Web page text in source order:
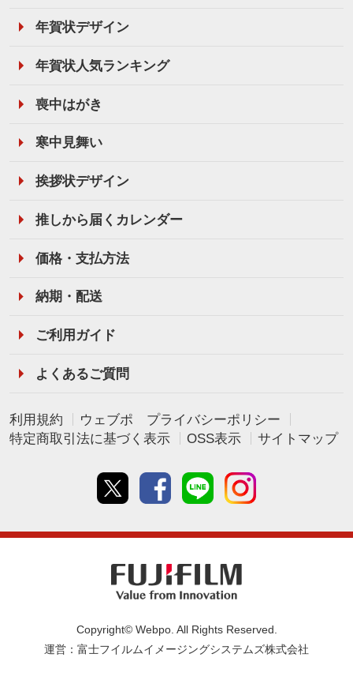
年賀状デザイン
年賀状人気ランキング
喪中はがき
寒中見舞い
挨拶状デザイン
推しから届くカレンダー
価格・支払方法
納期・配送
ご利用ガイド
よくあるご質問
利用規約
ウェブポ プライバシーポリシー
特定商取引法に基づく表示
OSS表示 サイトマップ
Twitter Facebookline
Copyright© Webpo. All Rights Reserved.
運営：富士フイルムイメージングシステムズ株式会社